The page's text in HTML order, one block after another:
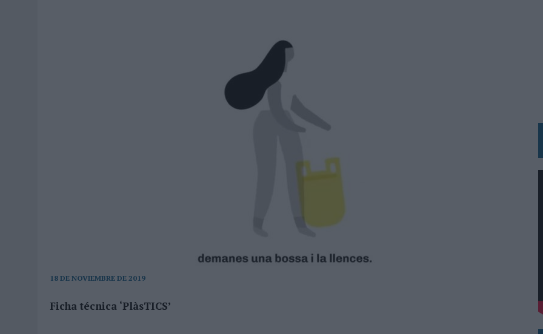
EL USO DE LA IA GENERATIVA ALCANZA YA AL 62% DE LOS ESPAÑOLES
SYSTEM1 NOMBRA A KIMBERLY BASTONI COMO NUEVA DIRECTORA COMERCIAL GLOBAL
FRIGO Y UNIQLO LANZAN UNA COLECCIÓN PERSONALIZABLE INSPIRADA EN CORNETTO, CALIPPO Y SOLERO
LOPESAN HOTELS & RESORTS ACERCA EL PARAÍSO CANARIO EN SU ÚLTIMA CAMPAÑA INTERNACIONAL
‘LA ÚNICA CERVEZA DEL MUNDO QUE SE DISFRUTA DOS VECES’, DE INUSUALY PARA CERVEZA CAPAZ
04/08/2026 | ‘EL FÚTBOL SIN LAS PERSONAS’, DE DENTSU CREATIVE PARA ORANGE
18 DE NOVIEMBRE DE 2019
Ficha técnica ‘PlàsTICS’